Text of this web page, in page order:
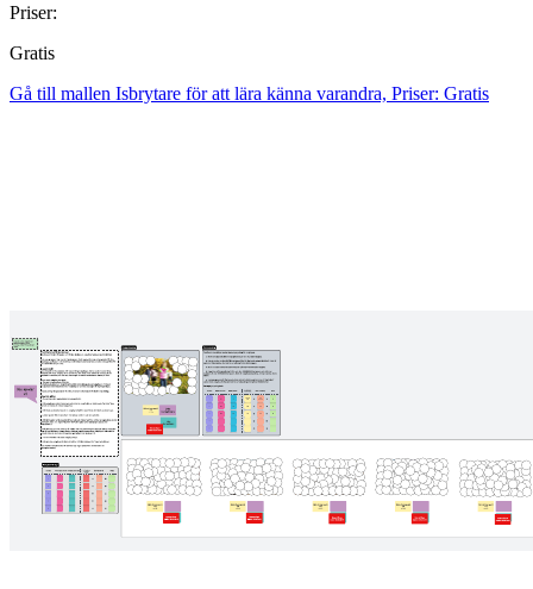
Priser:
Gratis
Gå till mallen Isbrytare för att lära känna varandra, Priser: Gratis